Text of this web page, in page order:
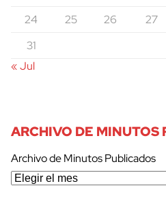
24
25 26 27
31
« Jul
ARCHIVO DE MINUTOS
Archivo de Minutos Publicados